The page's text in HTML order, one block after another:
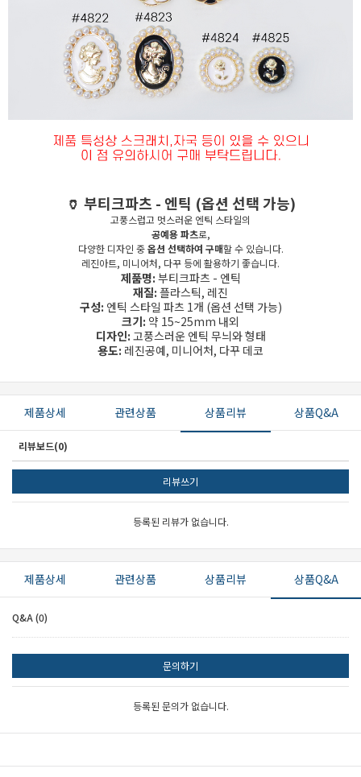
세요!
🏺 부티크파츠 - 엔틱 (옵션 선택 가능)
고풍스럽고 멋스러운 엔틱 스타일의
공예용 파츠로,
다양한 디자인 중옵션 선택하여 구매할 수 있습니다.
레진아트, 미니어처, 다꾸 등에 활용하기 좋습니다.
제품명: 부티크파츠 - 엔틱
재질: 플라스틱, 레진
구성: 엔틱 스타일 파츠 1개 (옵션 선택 가능)
크기: 약 15~25mm 내외
디자인: 고풍스러운 엔틱 무늬와 형태
용도: 레진공예, 미니어처, 다꾸 데코
제품상세 관련상품 상품리뷰 상품Q&A
리뷰보드(0)
리뷰쓰기
등록된 리뷰가 없습니다.
제품상세 관련상품 상품리뷰 상품Q&A
Q&A (0)
문의하기
등록된 문의가 없습니다.